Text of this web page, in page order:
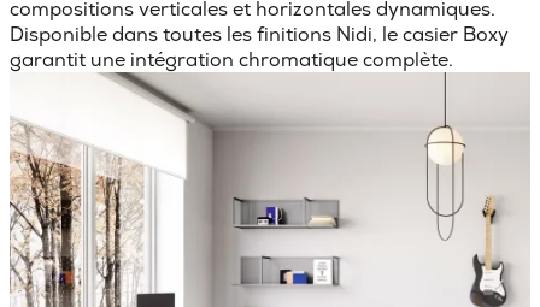
compositions verticales et horizontales dynamiques.
Disponible dans toutes les finitions Nidi, le casier Boxy
garantit une intégration chromatique complète.